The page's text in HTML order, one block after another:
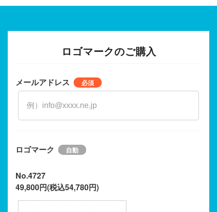
ロゴマークのご購入
メールアドレス
ロゴマーク
No.4727
49,800円(税込54,780円)